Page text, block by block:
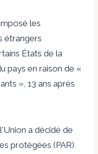
les
étrangers
États de la
pays en raison de «
», 13 ans après
a décidé de
protégées (PAR)